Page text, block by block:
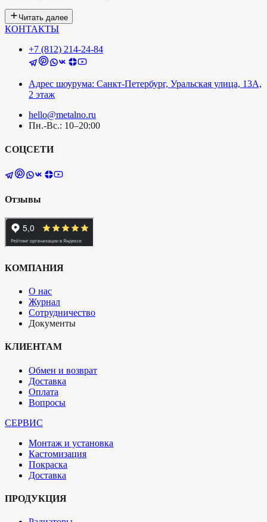
Читать далее
КОНТАКТЫ
+7 (812) 214-24-84
Адрес шоурума: Санкт-Петербург, Уральская улица, 13А,
2 этаж
hello@metalno.ru
Пн.-Вс.: 10–20:00
СОЦСЕТИ
Отзывы
КОМПАНИЯ
О нас
Журнал
Сотрудничество
Документы
КЛИЕНТАМ
Обмен и возврат
Доставка
Оплата
Вопросы
СЕРВИС
Монтаж и установка
Кастомизация
Покраска
Доставка
ПРОДУКЦИЯ